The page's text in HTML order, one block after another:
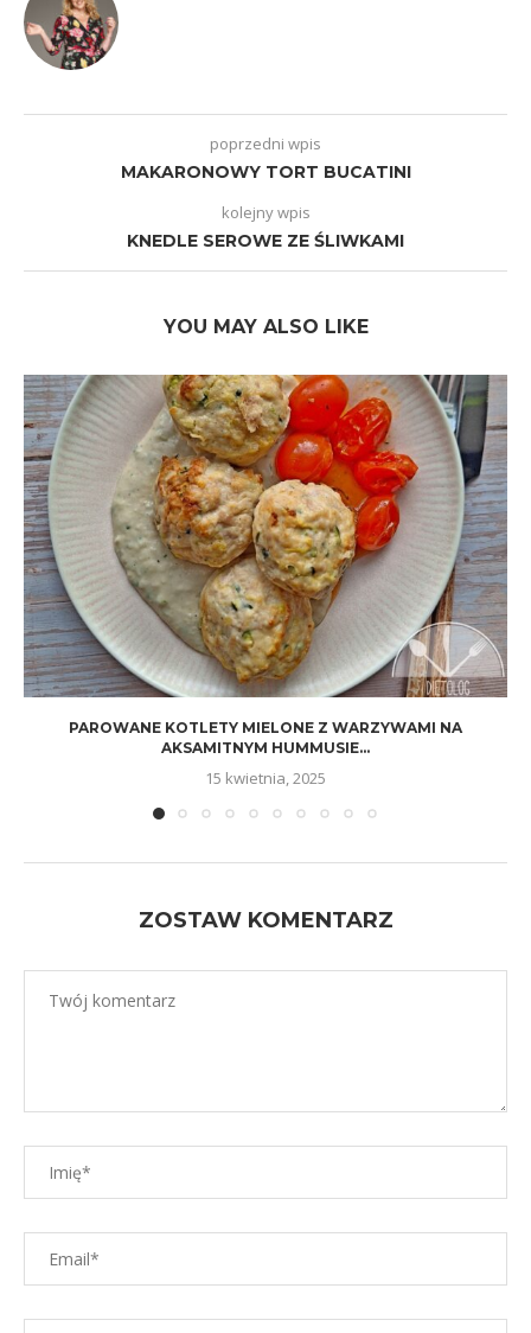
poprzedni wpis
MAKARONOWY TORT BUCATINI
kolejny wpis
KNEDLE SEROWE ZE ŚLIWKAMI
YOU MAY ALSO LIKE
PAROWANE KOTLETY MIELONE Z WARZYWAMI NA
AKSAMITNYM HUMMUSIE...
15 kwietnia, 2025
ZOSTAW KOMENTARZ